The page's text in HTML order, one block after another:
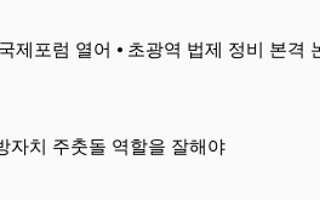
제포럼 열어 ⦁ 초광역 법제 정비 본격
자치 주춧돌 역할을 잘해야